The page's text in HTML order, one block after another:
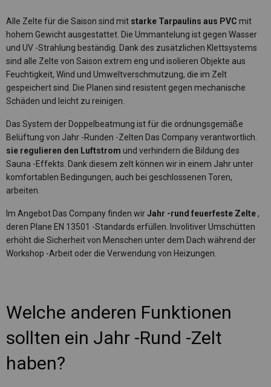
Alle Zelte für die Saison sind mit starke Tarpaulins aus PVC mit
hohem Gewicht ausgestattet. Die Ummantelung ist gegen Wasser
und UV -Strahlung beständig. Dank des zusätzlichen Klettsystems
sind alle Zelte von Saison extrem eng und isolieren Objekte aus
Feuchtigkeit, Wind und Umweltverschmutzung, die im Zelt
gespeichert sind. Die Planen sind resistent gegen mechanische
Schäden und leicht zu reinigen.
Das System der Doppelbeatmung ist für die ordnungsgemäße
Belüftung von Jahr -Runden -Zelten Das Company verantwortlich.
sie regulieren den Luftstrom und verhindern die Bildung des
Sauna -Effekts. Dank diesem zelt können wir in einem Jahr unter
komfortablen Bedingungen, auch bei geschlossenen Toren,
arbeiten.
Im Angebot Das Company finden wirJahr -rund feuerfeste Zelte,
deren Plane EN 13501 -Standards erfüllen. Involitiver Umschütten
erhöht die Sicherheit von Menschen unter dem Dach während der
Workshop -Arbeit oder die Verwendung von Heizungen.
Welche anderen Funktionen
sollten ein Jahr -Rund -Zelt
haben?